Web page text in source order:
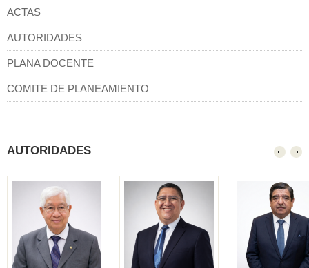
ACTAS
AUTORIDADES
PLANA DOCENTE
COMITE DE PLANEAMIENTO
AUTORIDADES